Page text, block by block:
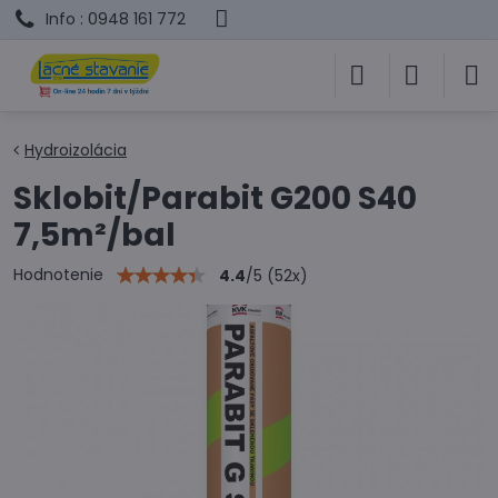
Info : 0948 161 772
Hydroizolácia
Sklobit/Parabit G200 S40
7,5m²/bal
Hodnotenie 4.4/5 (52x)